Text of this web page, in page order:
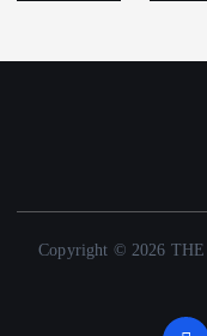
Copyright © 2026